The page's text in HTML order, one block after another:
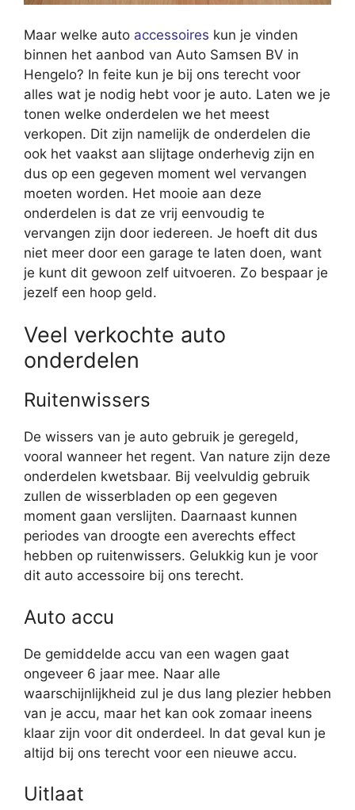
Maar welke auto accessoires kun je vinden
binnen het aanbod van Auto Samsen BV in
Hengelo? In feite kun je bij ons terecht voor
alles wat je nodig hebt voor je auto. Laten we je
tonen welke onderdelen we het meest
verkopen. Dit zijn namelijk de onderdelen die
ook het vaakst aan slijtage onderhevig zijn en
dus op een gegeven moment wel vervangen
moeten worden. Het mooie aan deze
onderdelen is dat ze vrij eenvoudig te
vervangen zijn door iedereen. Je hoeft dit dus
niet meer door een garage te laten doen, want
je kunt dit gewoon zelf uitvoeren. Zo bespaar je
jezelf een hoop geld.
Veel verkochte auto
onderdelen
Ruitenwissers
De wissers van je auto gebruik je geregeld,
vooral wanneer het regent. Van nature zijn deze
onderdelen kwetsbaar. Bij veelvuldig gebruik
zullen de wisserbladen op een gegeven
moment gaan verslijten. Daarnaast kunnen
periodes van droogte een averechts effect
hebben op ruitenwissers. Gelukkig kun je voor
dit auto accessoire bij ons terecht.
Auto accu
De gemiddelde accu van een wagen gaat
ongeveer 6 jaar mee. Naar alle
waarschijnlijkheid zul je dus lang plezier hebben
van je accu, maar het kan ook zomaar ineens
klaar zijn voor dit onderdeel. In dat geval kun je
altijd bij ons terecht voor een nieuwe accu.
Uitlaat